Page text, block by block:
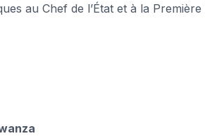
au Chef de l’État et à la Première